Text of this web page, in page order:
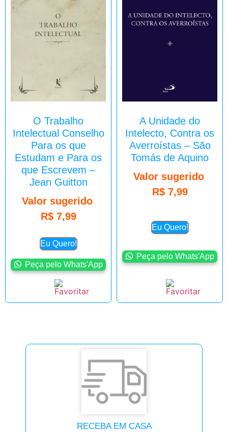
O Trabalho
Intelectual Conselho
Para os que
Estudam e Para os
que Escrevem –
Jean Guitton
Valor sugerido
R$7,99
Eu Quero!
Peça pelo Whats'App
A Unidade do
Intelecto, Contra os
Averroístas – São
Tomás de Aquino
Valor sugerido
R$7,99
Eu Quero!
Peça pelo Whats'App
RECEBA EM CASA